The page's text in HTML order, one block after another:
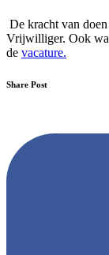
De kracht van
Vrijwilliger. Ook
de vacature.
Share Post